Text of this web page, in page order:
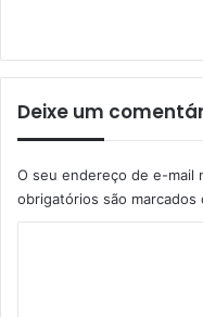
Deixe um
O seu endereço de e-mail
obrigatórios são marcados